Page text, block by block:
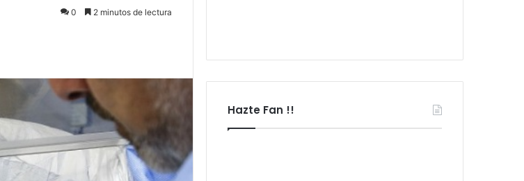
0 2 minutos de lectura
Hazte Fan !!